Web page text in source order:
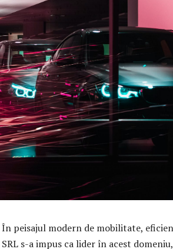
În peisajul modern de mobilitate,
SRL s-a impus ca lider în acest